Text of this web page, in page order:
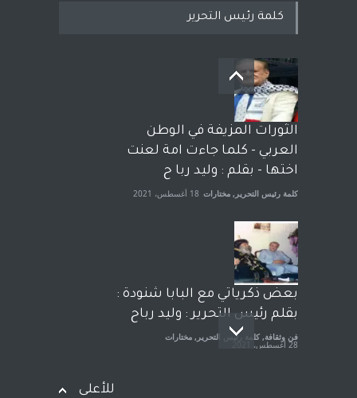
بعد معارك قضائية طاحنة كتب
وترافع فيها بنفسه مرة اخرى..
الشيخ طارق يوسف يقهر
الحكومة الأمريكية ، فأعطوه
الجنسية عن يد وهم صاغرون،
آراء حرة مختارات 7 أبريل، 2023
كلمة رئيس التحرير
الثورات المزيفة في الوطن
العربي - كلما جاءت امة لعنت
اختها - بقلم : وليد ربا ح
كلمة رئيس التحرير , مختارات 18 أغسطس، 2021
بعض ذكرياتي مع البابا شنودة :
بقلم رئيس التحرير : وليد رباح
فن وثقافة, كلمة رئيس التحرير , مختارات
28 أغسطس، 2021
للأعلى